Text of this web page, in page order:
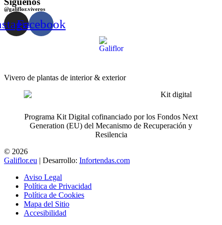
@galiflor.viveros
Facebook
Vivero de plantas de interior & exterior
Programa Kit Digital cofinanciado por los Fondos Next
Generation (EU) del Mecanismo de Recuperación y
Resilencia
© 2026
Galiflor.eu | Desarrollo: Infortendas.com
Aviso Legal
Política de Privacidad
Política de Cookies
Mapa del Sitio
Accesibilidad